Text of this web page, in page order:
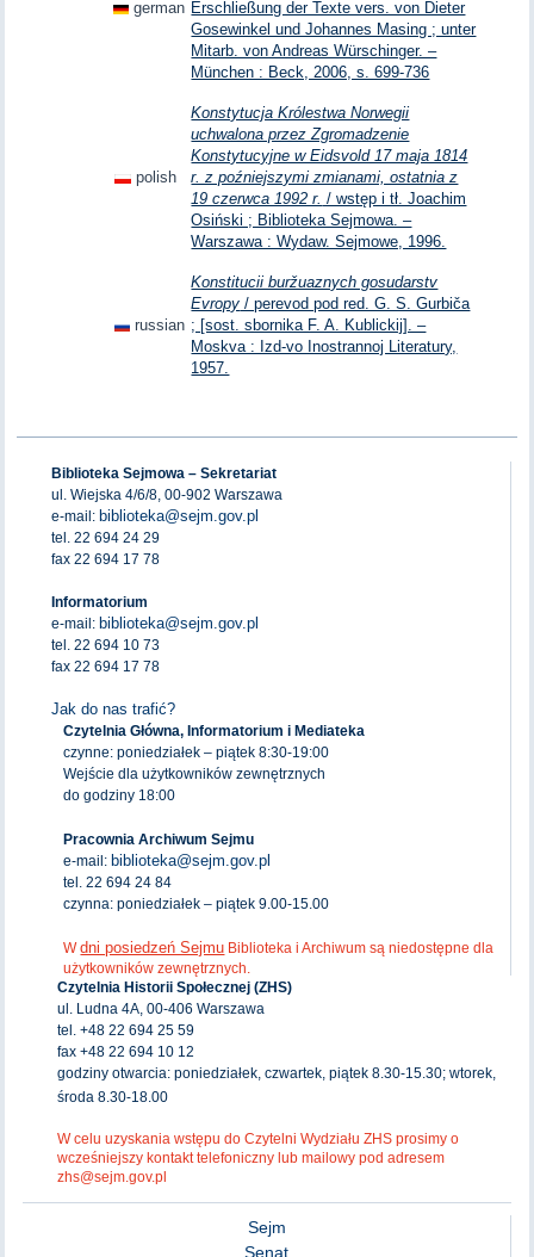
german Erschließung der Texte vers. von Dieter
Gosewinkel und Johannes Masing ; unter
Mitarb. von Andreas Würschinger. –
München : Beck, 2006, s. 699-736
polish
Konstytucja Królestwa Norwegii
uchwalona przez Zgromadzenie
Konstytucyjne w Eidsvold 17 maja 1814
r. z poźniejszymi zmianami, ostatnia z
19 czerwca 1992 r. / wstęp i tł. Joachim
Osiński ; Biblioteka Sejmowa. –
Warszawa : Wydaw. Sejmowe, 1996.
russian
Konstitucii buržuaznych gosudarstv
Evropy / perevod pod red. G. S. Gurbiča
; [sost. sbornika F. A. Kublickij]. –
Moskva : Izd-vo Inostrannoj Literatury,
1957.
Biblioteka Sejmowa – Sekretariat
ul. Wiejska 4/6/8, 00-902 Warszawa
e-mail: biblioteka@sejm.gov.pl
tel. 22 694 24 29
fax 22 694 17 78
Informatorium
e-mail: biblioteka@sejm.gov.pl
tel. 22 694 10 73
fax 22 694 17 78
Jak do nas trafić?
Czytelnia Główna, Informatorium i Mediateka
czynne: poniedziałek – piątek 8:30-19:00
Wejście dla użytkowników zewnętrznych
do godziny 18:00
Pracownia Archiwum Sejmu
e-mail: biblioteka@sejm.gov.pl
tel. 22 694 24 84
czynna: poniedziałek – piątek 9.00-15.00
Wdni posiedzeń Sejmu Biblioteka i Archiwum są niedostępne dla
użytkowników zewnętrznych.
Czytelnia Historii Społecznej (ZHS)
ul. Ludna 4A, 00-406 Warszawa
tel. +48 22 694 25 59
fax +48 22 694 10 12
godziny otwarcia: poniedziałek, czwartek, piątek 8.30-15.30; wtorek,
środa 8.30-18.00
W celu uzyskania wstępu do Czytelni Wydziału ZHS prosimy o
wcześniejszy kontakt telefoniczny lub mailowy pod adresem
zhs@sejm.gov.pl
Sejm
Senat